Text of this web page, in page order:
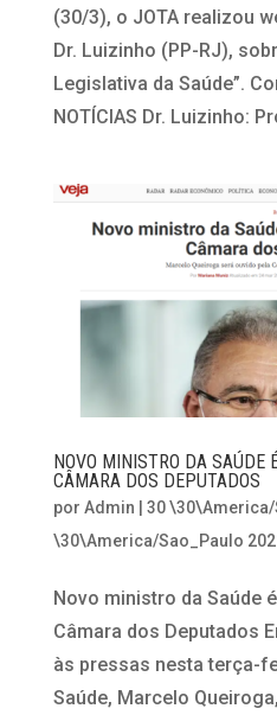
(30/3), o JOTA realizou
Dr. Luizinho (PP-RJ),
Legislativa da Saúde”.
NOTÍCIAS Dr. Luizinho:
NOVO MINISTRO DA SAÚDE
CÂMARA DOS DEPUTADOS
por Admin
30
\30\America/Sao_Paulo
Novo ministro da Saúde
Câmara dos Deputados
às pressas nesta terça-
Saúde, Marcelo